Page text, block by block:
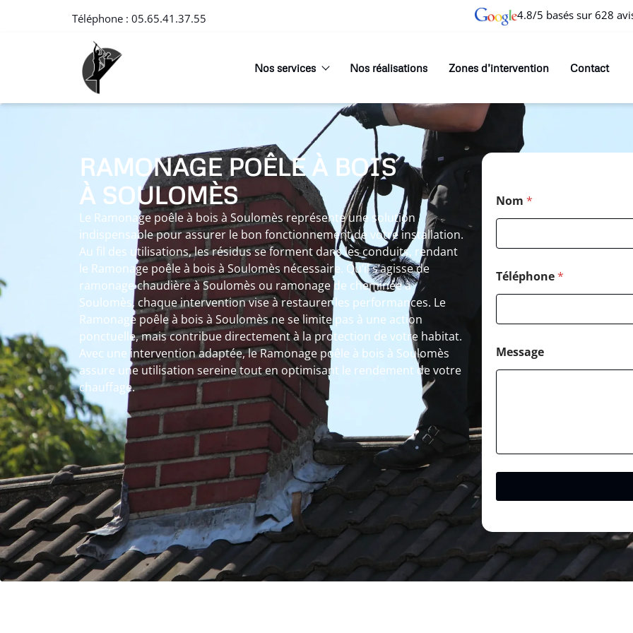
Téléphone : 05.65.41.37.55 4.8/5 basés sur 628
Nos services Nos réalisations Zones d’intervention Contact
RAMONAGE POÊLE À BOIS
À SOULOMÈS
Le Ramonage poêle à bois à Soulomès représente une solution
indispensable pour assurer le bon fonctionnement de votre installation.
Au fil des utilisations, les résidus se forment dans les conduits, rendant
le Ramonage poêle à bois à Soulomès nécessaire. Qu’il s’agisse de
ramonage chaudière à Soulomès ou ramonage de cheminée à
Soulomès, chaque intervention vise à restaurer les performances. Le
Ramonage poêle à bois à Soulomès ne se limite pas à une action
ponctuelle, mais contribue directement à la protection de votre habitat.
Avec une intervention adaptée, le Ramonage poêle à bois à Soulomès
assure une utilisation sereine tout en optimisant le rendement de votre
chauffage.
Nom *
Téléphone*
Message